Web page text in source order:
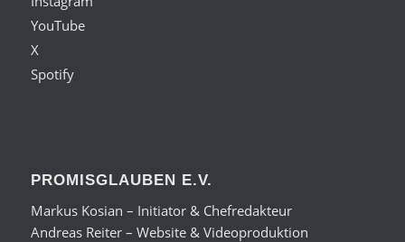
YouTube
X
Spotify
PROMISGLAUBEN E.V.
Markus Kosian – Initiator & Chefredakteur
Andreas Reiter – Website & Videoproduktion